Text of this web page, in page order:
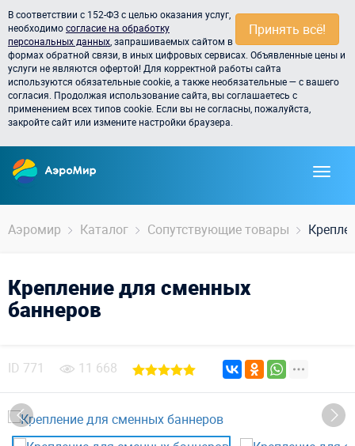
Принять всё!
В соответствии с 152-ФЗ с целью оказания услуг,
необходимосогласие на обработку
персональных данных , запрашиваемых сайтом в
формах обратной связи, в иных цифровых сервисах. Объявленные цены и
услуги не являются офертой! Для корректной работы сайта
используются обязательные cookie, а также необязательные — с вашего
согласия. Продолжая использование сайта, вы соглашаетесь с
применением всех типов cookie. Если вы не согласны, пожалуйста,
закройте сайт или измените настройки браузера.
Аэромир Каталог Сопутствующие товары
Крепление для сменных
баннеров
ID 771 11 668